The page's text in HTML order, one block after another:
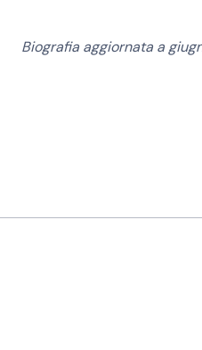
Biografia aggiornata a